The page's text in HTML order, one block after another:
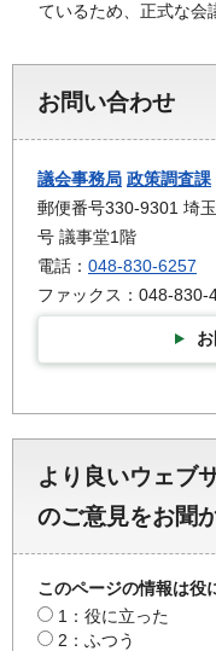
ているため、正式な会
お問い合わせ
議会事務局 政策調査課
郵便番号330-9301 埼
号 議事堂1階
電話： 048-830-6257
ファックス：048-830-
より良いウェブ
のご意見をお聞
このページの情報は役
1：役に立った
2：ふつう